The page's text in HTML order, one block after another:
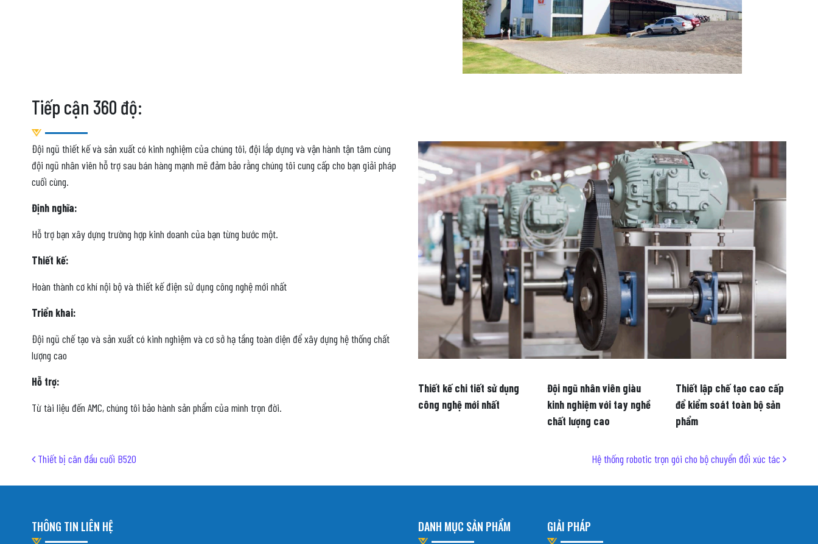
Tiếp cận 360 độ:
Đội ngũ thiết kế và sản xuất có kinh nghiệm của chúng tôi, đội lắp dựng và vận hành tận tâm cùng
đội ngũ nhân viên hỗ trợ sau bán hàng mạnh mẽ đảm bảo rằng chúng tôi cung cấp cho bạn giải pháp
cuối cùng.
Định nghĩa:
Hỗ trợ bạn xây dựng trường hợp kinh doanh của bạn từng bước một.
Thiết kế:
Hoàn thành cơ khí nội bộ và thiết kế điện sử dụng công nghệ mới nhất
Triển khai:
Đội ngũ chế tạo và sản xuất có kinh nghiệm và cơ sở hạ tầng toàn diện để xây dựng hệ thống chất
lượng cao
Hỗ trợ:
Từ tài liệu đến AMC, chúng tôi bảo hành sản phẩm của mình trọn đời.
Thiết kế chi tiết sử dụng
công nghệ mới nhất
Đội ngũ nhân viên giàu
kinh nghiệm với tay nghề
chất lượng cao
Thiết lập chế tạo cao cấp
để kiểm soát toàn bộ sản
phẩm
Post navigation
Thiết bị cân đầu cuối B520 Hệ thống robotic trọn gói cho bộ chuyển đổi xúc tác
THÔNG TIN LIÊN HỆ DANH MỤC SẢN PHẨM GIẢI PHÁP